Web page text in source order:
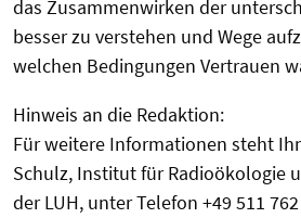
das Zusammenwirken der
besser zu verstehen und Wege
welchen Bedingungen Vertrauen
Hinweis an die Redaktion:
Für weitere Informationen steht
Schulz, Institut für Radioökologie
der LUH, unter Telefon +49 511